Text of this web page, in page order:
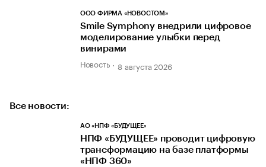
ООО ФИРМА «НОВОСТОМ»
Smile Symphony внедрили цифровое
моделирование улыбки перед
винирами
Новость 8 августа 2026
Все новости:
АО «НПФ «БУДУЩЕЕ»
НПФ «БУДУЩЕЕ» проводит цифровую
трансформацию на базе платформы
«НПФ 360»